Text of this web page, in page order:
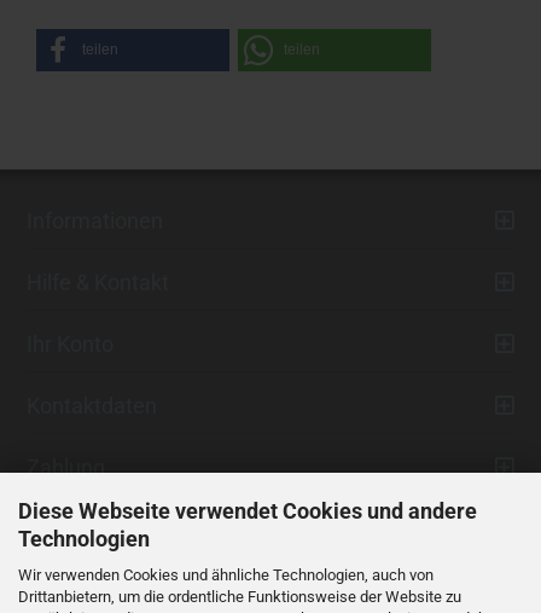
Diese Webseite verwendet Cookies und andere
Technologien
Wir verwenden Cookies und ähnliche Technologien, auch von
Drittanbietern, um die ordentliche Funktionsweise der Website zu
teilen teilen
Zahlung